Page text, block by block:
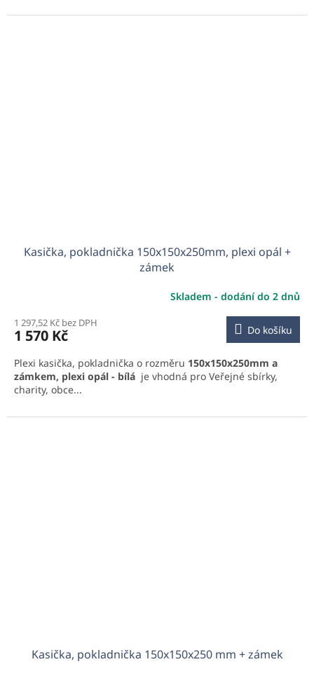
Kasička, pokladnička 150x150x250mm, plexi opál +
zámek
Skladem - dodání do 2 dnů
1 297,52 Kč bez DPH
1 570 Kč Do košíku
Plexi kasička, pokladnička o rozměru 150x150x250mm a
zámkem, plexi opál - bílá je vhodná pro Veřejné sbírky,
charity, obce...
Kasička, pokladnička 150x150x250 mm + zámek